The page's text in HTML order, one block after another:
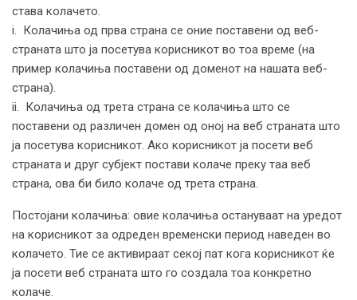
става колачето.
i. Колачиња од прва страна се оние поставени од веб-
страната што ја посетува корисникот во тоа време (на
пример колачиња поставени од доменот на нашата веб-
страна).
ii. Колачиња од трета страна се колачиња што се
поставени од различен домен од оној на веб страната што
ја посетува корисникот. Ако корисникот ја посети веб
страната и друг субјект постави колаче преку таа веб
страна, ова би било колаче од трета страна.
Постојани колачиња: овие колачиња остануваат на уредот
на корисникот за одреден временски период наведен во
колачето. Тие се активираат секој пат кога корисникот ќе
ја посети веб страната што го создала тоа конкретно
колаче.